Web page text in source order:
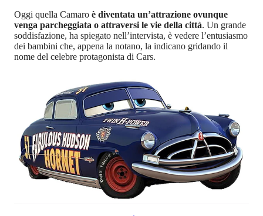
Oggi quella Camaro è diventata un’attrazione ovunque
venga parcheggiata o attraversi le vie della città. Un grande
soddisfazione, ha spiegato nell’intervista, è vedere l’entusiasmo
dei bambini che, appena la notano, la indicano gridando il
nome del celebre protagonista di Cars.